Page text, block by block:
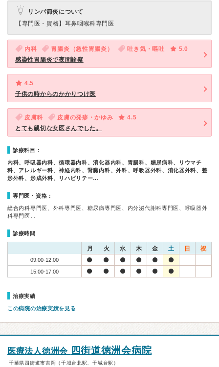
リンパ節炎について
【専門医・資格】 耳鼻咽喉科専門医
内科 胃腸炎（急性胃腸炎） 吐き気・嘔吐
5.0
感染性胃腸炎で夜間診察
4.5
子供の時からのかかりつけ医
皮膚科 皮膚の発疹・かゆみ
4.5
とても親切な女医さんでした。
診療科目：
内科、呼吸器内科、循環器内科、消化器内科、胃腸科、糖尿病科、リウマチ
科、アレルギー科、神経内科、腎臓内科、外科、呼吸器外科、消化器外科、整
形外科、形成外科、リハビリテー…
専門医・資格：
総合内科専門医、外科専門医、糖尿病専門医、内分泌代謝科専門医、呼吸器外
科専門医…
診療時間
月 火 水 木 金 土 日 祝
09:00-12:00
15:00-17:00
治療実績
この病院の治療実績を見る
医療法人徳洲会 四街道徳洲会病院
千葉県四街道市吉岡（千城台北駅、千城台駅）